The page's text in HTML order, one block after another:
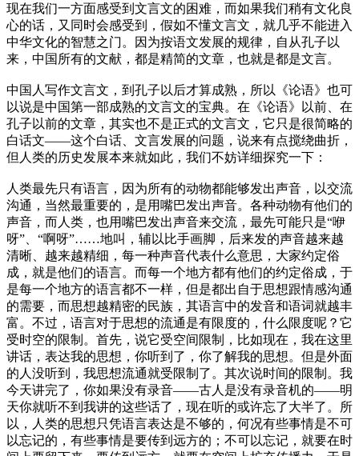
现在我们一方面感受到文言文的困难，而如果我们稍有文化良
心的话，又同时会感受到，假如不懂文言文，就几乎不能进入
中华文化的智慧之门。因为按语文发展的规律，自从孔子以
来，中国所有的文献，都是精简的文章，也就是都是文言。
中国人写作文言文，到孔子以后才算成熟，所以《论语》也可
以说是中国第一部成熟的文言文的宝典。在《论语》以前、在
孔子以前的文章，其实也不是正式的文言文，它只是很简略的
白话文——这个白话、文言发展的问题，说来有点搅绕曲折，
但人类的历史发展本来就如此，我们不妨详细探究一下：
人类最先只有语言，因为所有的动物都能够发出声音，以交流
沟通，当然最重要的，是用嘴巴发出声音。各种动物有他们的
声音，而人类，也用嘴巴发出声音来交流，最先可能只是“咿
呀”、“啊呀”……地叫，辅以比手画脚，后来发的声音越来越
清晰、越来越精细，每一种声音代表什么意思，大家约定俗
成，就是他们的语言。而每一个地方都有他们的约定俗成，于
是每一个地方的语言都不一样，但是都出自于思想跟情感沟通
的需要，而思想越精密的民族，其语言中的发音和语词就越丰
富。不过，语言对于思想的流通是有限度的，什么限度呢？它
受时空的限制。首先，说它受空间限制，比如现在，我在这里
讲话，表达我的思想，你听到了，你了解我的思想。但是外面
的人没听到，我思想流通就受限制了。其次说时间的限制。我
今天讲完了，你如果没有录音——古人是没有录音机的——明
天你就听不到我讲的这些话了，现在听的或许忘了大半了。所
以，人类的思想只凭语言表达是不够的，何况有些事情是不可
以忘记的，有些事情是要传到远方的；不可以忘记，就要在时